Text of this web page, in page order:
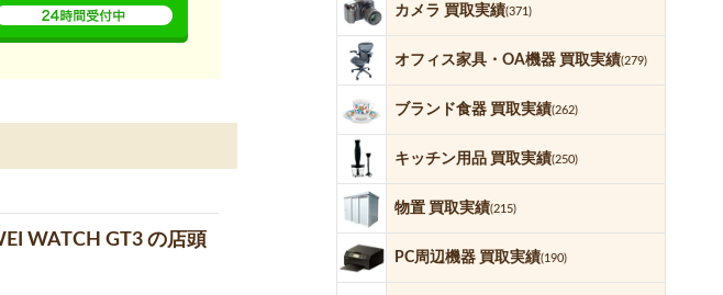
WATCH GT3 の店頭
カメラ 買取実績(371)
オフィス家具・OA機器 買取実績(279)
ブランド食器 買取実績(262)
キッチン用品 買取実績(250)
物置 買取実績(215)
PC周辺機器 買取実績(190)